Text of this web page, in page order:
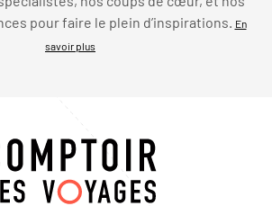
pour faire le plein d’inspirations. En
savoir plus